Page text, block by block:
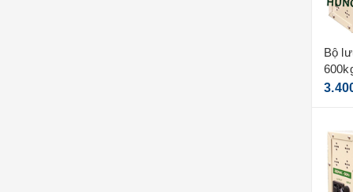
Bộ